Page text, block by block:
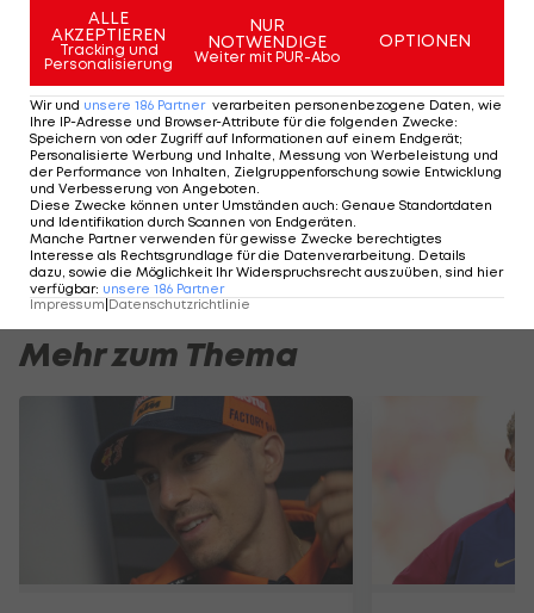
zurückzukehren. Von 2015 bis 2018 war der Neffe
von DTM-Boss Gerhard Berger bereits DTM-Pilot
für Mercedes.
Der legendäre Durchmarsch des FC
Wacker Tirol I #Zwarakonferenz History
Zwarakonferenz
Am Stammtisch
Mehr zum Thema
ALLE
AKZEPTIEREN
Tracking und
Personalisierung
NUR
NOTWENDIGE
Weiter mit PUR-Abo
OPTIONEN
Wir und unsere 186 Partner verarbeiten personenbezogene Daten, wie
Ihre IP-Adresse und Browser-Attribute für die folgenden Zwecke:
Speichern von oder Zugriff auf Informationen auf einem Endgerät;
Personalisierte Werbung und Inhalte, Messung von Werbeleistung und
der Performance von Inhalten, Zielgruppenforschung sowie Entwicklung
und Verbesserung von Angeboten
Diese Zwecke können unter Umständen auch: Genaue Standortdaten
und Identifikation durch Scannen von Endgeräten
Manche Partner verwenden für gewisse Zwecke berechtigtes
Interesse als Rechtsgrundlage für die Datenverarbeitung. Details
dazu, sowie die Möglichkeit Ihr Widerspruchsrecht auszuüben, sind hier
verfügbar: unsere 186 Partner
Impressum|Datenschutzrichtlinie